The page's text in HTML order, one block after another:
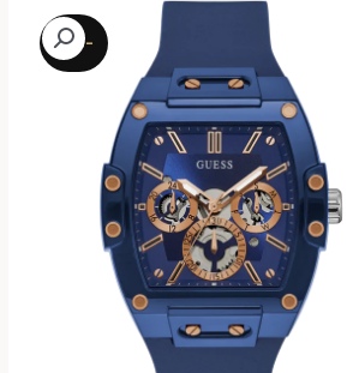
-28%